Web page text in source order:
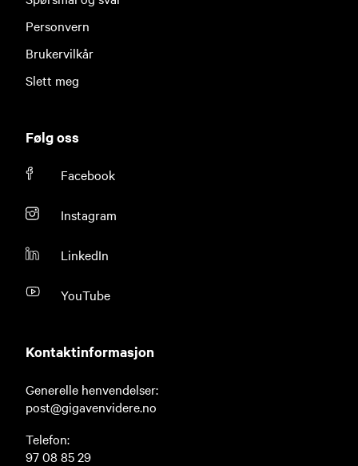
Personvern
Brukervilkår
Slett meg
Følg oss
Facebook
Instagram
LinkedIn
YouTube
Kontaktinformasjon
Generelle henvendelser:
post@gigavenvidere.no
Telefon:
97 08 85 29